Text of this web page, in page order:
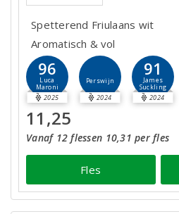
Spetterend Friulaans wit
Aromatisch & vol
96
Luca
Maroni
2025
Perswijn
2024
91
James
Suckling
2024
11,25
Vanaf 12 flessen 10,31 per fles
Fles